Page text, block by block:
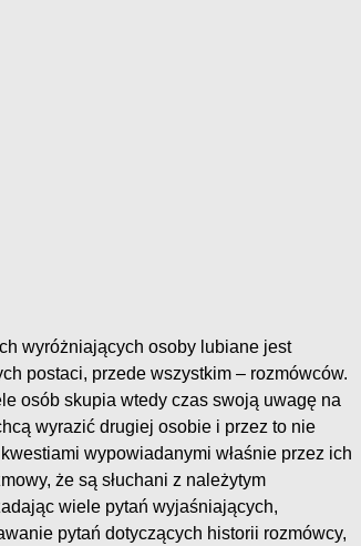
wyróżniających osoby lubiane jest
postaci, przede wszystkim – rozmówców.
osób skupia wtedy czas swoją uwagę na
wyrazić drugiej osobie i przez to nie
wypowiadanymi właśnie przez ich
że są słuchani z należytym
wiele pytań wyjaśniających,
pytań dotyczących historii rozmówcy,